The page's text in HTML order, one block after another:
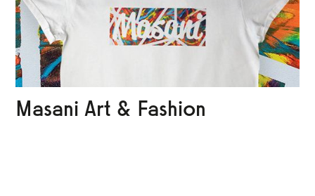
Masani Art & Fashion